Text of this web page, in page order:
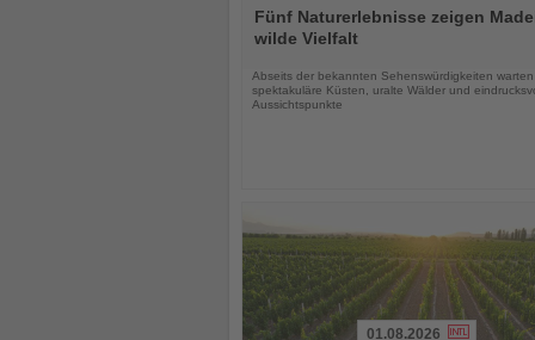
Sie
die
Fünf Naturerlebnisse zeigen
wilde Vielfalt
Abseits der bekannten Sehenswürdigkeiten warten
spektakuläre Küsten, uralte Wälder und
Aussichtspunkte
01.08.2026